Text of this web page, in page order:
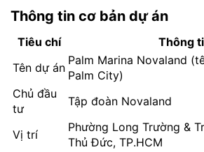
Thông tin cơ bản dự án
Tiêu chí
Thông
Tên dự án
Palm Marina Novaland
Palm City)
Chủ đầu
tư
Tập đoàn Novaland
Vị trí
Phường Long Trường &
Thủ Đức, TP.HCM